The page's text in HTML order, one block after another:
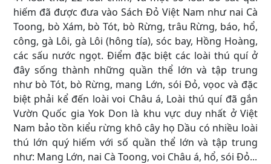
hiếm đã được đưa vào Sách Đỏ Việt Nam như nai Cà
Toong, bò Xám, bò Tót, bò Rừng, trâu Rừng, báo, hổ,
công, gà Lôi, gà Lôi (hông tía), sóc bay, Hồng Hoàng,
các sấu nước ngọt. Điểm đặc biệt các loài thú quí ở
đây sống thành những quần thể lớn và tập trung
như bò Tót, bò Rừng, mang Lớn, sói Đỏ, vọoc và đặc
biệt phải kể đến loài voi Châu á, Loài thú quí đã gắn
Vườn Quốc gia Yok Don là khu vực duy nhất ở Việt
Nam bảo tồn kiểu rừng khô cây họ Dầu có nhiều loài
thú lớn quý hiếm với số quần thể lớn và tập trung
như: Mang Lớn, nai Cà Toong, voi Châu á, hổ, sói Đỏ...